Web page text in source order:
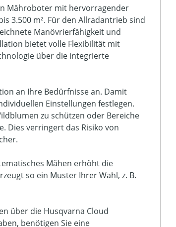
Mähroboter mit hervorragender
3.500 m². Für den Allradantrieb sind
Manövrierfähigkeit und
bietet volle Flexibilität mit
über die integrierte
an Ihre Bedürfnisse an. Damit
Einstellungen festlegen.
zu schützen oder Bereiche
Dies verringert das Risiko von
Mähen erhöht die
so ein Muster Ihrer Wahl, z. B.
über die Husqvarna Cloud
benötigen Sie eine